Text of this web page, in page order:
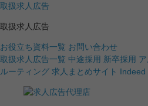
取扱求人広告
取扱求人広告
お役立ち資料一覧 お問い合わせ
取扱求人広告一覧 中途採用 新卒採用
ルーティング 求人まとめサイト Indeed